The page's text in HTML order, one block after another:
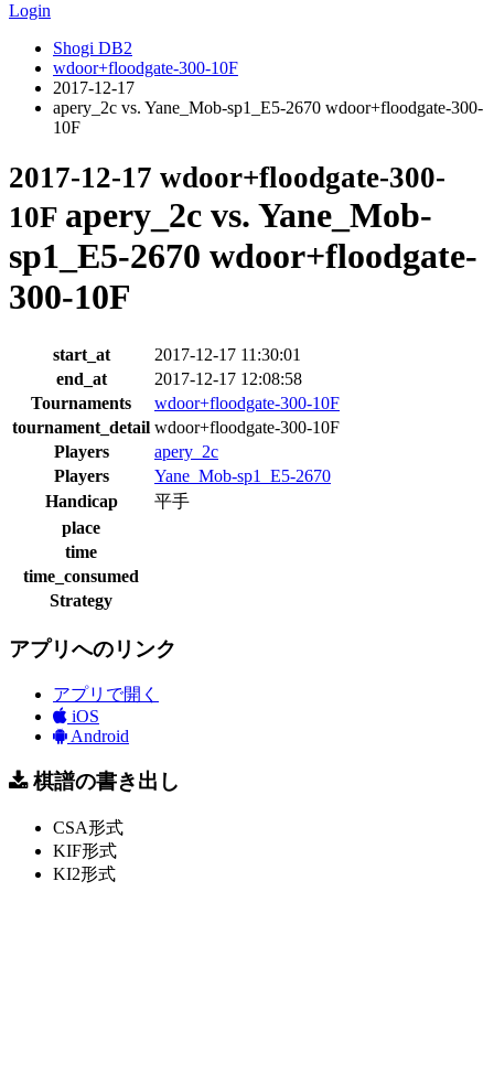
Login
Shogi DB2
wdoor+floodgate-300-10F
2017-12-17
apery_2c vs. Yane_Mob-sp1_E5-2670 wdoor+floodgate-300-
10F
2017-12-17 wdoor+floodgate-300-
10F apery_2c vs. Yane_Mob-
sp1_E5-2670 wdoor+floodgate-
300-10F
start_at
2017-12-17 11:30:01
end_at
2017-12-17 12:08:58
Tournaments
wdoor+floodgate-300-10F
tournament_detail wdoor+floodgate-300-10F
Players
apery_2c
Players
Yane_Mob-sp1_E5-2670
Handicap
平手
place
time
time_consumed
Strategy
アプリへのリンク
アプリで開く
iOS
Android
棋譜の書き出し
CSA形式
KIF形式
KI2形式